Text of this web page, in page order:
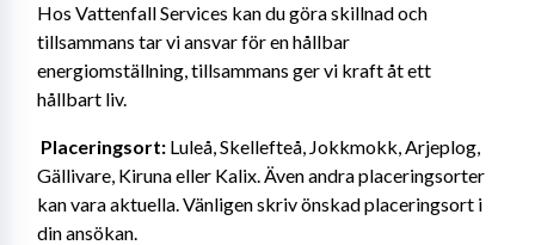
Hos Vattenfall Services kan du göra skillnad och
tillsammans tar vi ansvar för en hållbar
energiomställning, tillsammans ger vi kraft åt ett
hållbart liv.
Placeringsort: Luleå, Skellefteå, Jokkmokk, Arjeplog,
Gällivare, Kiruna eller Kalix. Även andra placeringsorter
kan vara aktuella. Vänligen skriv önskad placeringsort i
din ansökan.